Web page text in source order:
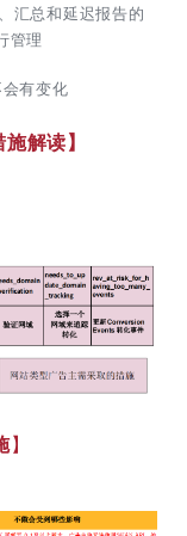
汇总和延迟报告的
管理
有变化
解读】
】